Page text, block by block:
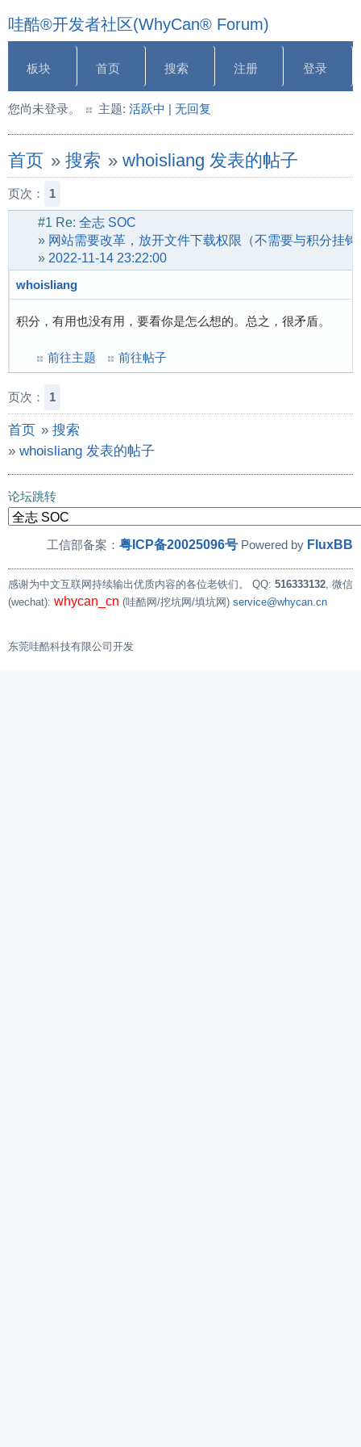
哇酷®开发者社区(WhyCan® Forum)
板块 首页 搜索 注册 登录
您尚未登录。 主题: 活跃中 | 无回复
首页 » 搜索 » whoisliang 发表的帖子
页次： 1
#1 Re: 全志 SOC
» 网站需要改革，放开文件下载权限（不需要与积分挂钩
» 2022-11-14 23:22:00
whoisliang
积分，有用也没有用，要看你是怎么想的。总之，很矛盾。
前往主题 前往帖子
页次： 1
首页 » 搜索
» whoisliang 发表的帖子
论坛跳转
工信部备案： 粤ICP备20025096号 Powered by FluxBB
感谢为中文互联网持续输出优质内容的各位老铁们。 QQ: 516333132, 微信
(wechat): whycan_cn (哇酷网/挖坑网/填坑网) service@whycan.cn
东莞哇酷科技有限公司开发